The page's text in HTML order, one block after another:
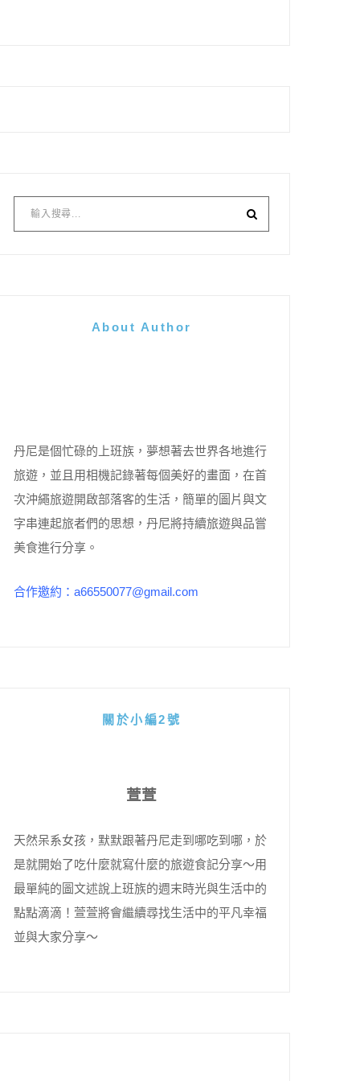
About Author
丹尼是個忙碌的上班族，夢想著去世界各地進行
旅遊，並且用相機記錄著每個美好的畫面，在首
次沖繩旅遊開啟部落客的生活，簡單的圖片與文
字串連起旅者們的思想，丹尼將持續旅遊與品嘗
美食進行分享。
合作邀約：a66550077@gmail.com
關於小編2號
萱萱
天然呆系女孩，默默跟著丹尼走到哪吃到哪，於
是就開始了吃什麼就寫什麼的旅遊食記分享～用
最單純的圖文述說上班族的週末時光與生活中的
點點滴滴！萱萱將會繼續尋找生活中的平凡幸福
並與大家分享～